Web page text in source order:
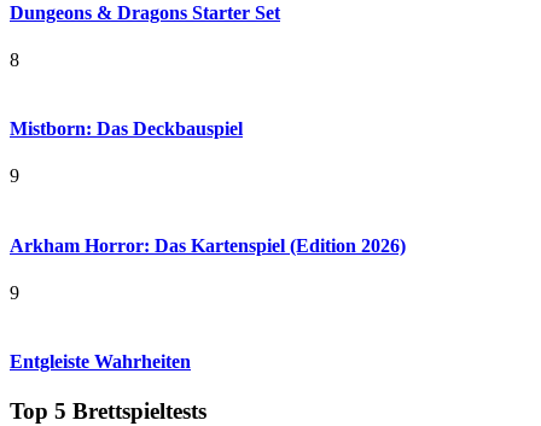
Dungeons & Dragons Starter Set
8
Mistborn: Das Deckbauspiel
9
Arkham Horror: Das Kartenspiel (Edition 2026)
9
Entgleiste Wahrheiten
Top 5 Brettspieltests